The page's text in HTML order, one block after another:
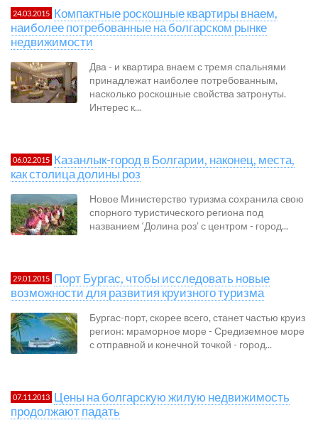
24.03.2015 Компактные роскошные квартиры внаем,
наиболее потребованные на болгарском рынке
недвижимости
Два - и квартира внаем с тремя спальнями
принадлежат наиболее потребованным,
насколько роскошные свойства затронуты.
Интерес к...
06.02.2015 Казанлык-город в Болгарии, наконец, места,
как столица долины роз
Новое Министерство туризма сохранила свою
спорного туристического региона под
названием ‘Долина роз’ с центром - город...
29.01.2015 Порт Бургас, чтобы исследовать новые
возможности для развития круизного туризма
Бургас-порт, скорее всего, станет частью круиз
регион: мраморное море - Средиземное море
с отправной и конечной точкой - город...
07.11.2013 Цены на болгарскую жилую недвижимость
продолжают падать